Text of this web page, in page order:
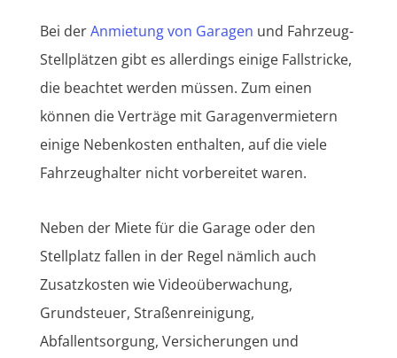
Bei derAnmietung von Garagen und Fahrzeug-
Stellplätzen gibt es allerdings einige Fallstricke,
die beachtet werden müssen. Zum einen
können die Verträge mit Garagenvermietern
einige Nebenkosten enthalten, auf die viele
Fahrzeughalter nicht vorbereitet waren.
Neben der Miete für die Garage oder den
Stellplatz fallen in der Regel nämlich auch
Zusatzkosten wie Videoüberwachung,
Grundsteuer, Straßenreinigung,
Abfallentsorgung, Versicherungen und